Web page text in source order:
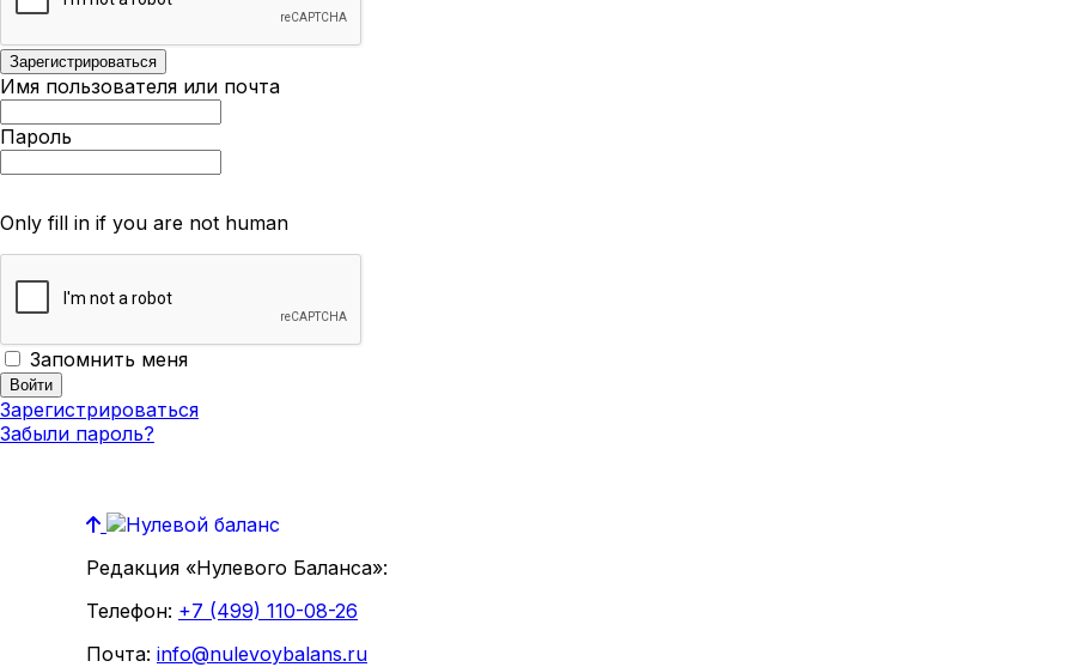
Имя пользователя или почта
Пароль
Only fill in if you are not human
Запомнить меня
Зарегистрироваться
Забыли пароль?
Редакция «Нулевого Баланса»:
Телефон: +7 (499) 110-08-26
Почта: info@nulevoybalans.ru